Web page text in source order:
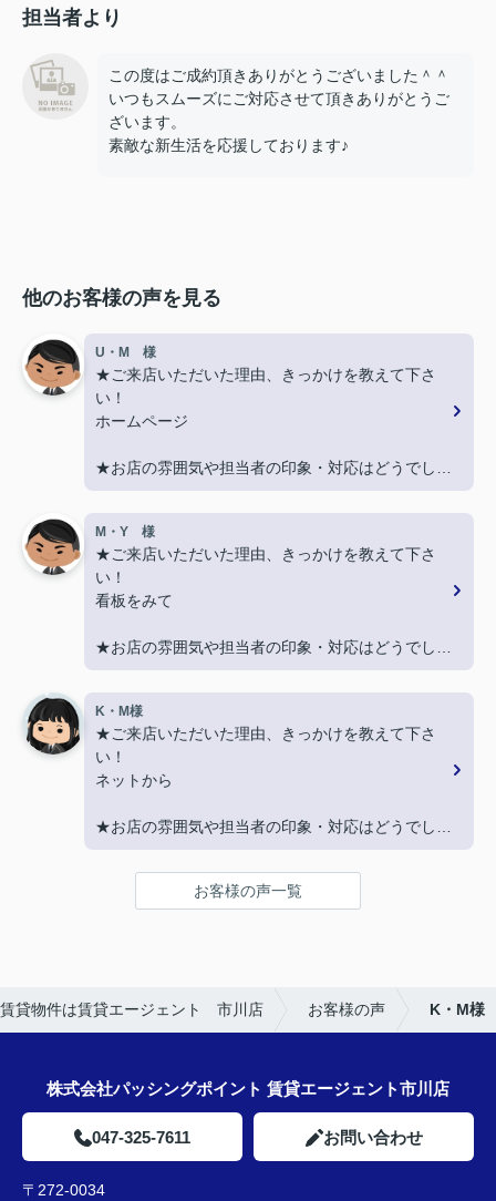
担当者より
この度はご成約頂きありがとうございました＾＾
いつもスムーズにご対応させて頂きありがとうご
ざいます。
素敵な新生活を応援しております♪
他のお客様の声を見る
U・M 様
★ご来店いただいた理由、きっかけを教えて下さ
い！
ホームページ
★お店の雰囲気や担当者の印象・対応はどうでした
か？
丁寧に、迅速にご対応頂き大変助かりました。
★担当者、または当店に一言お願い致します！
また引越しする機会があればよろしくお願いしま
す。
M・Y 様
★ご来店いただいた理由、きっかけを教えて下さ
い！
看板をみて
★お店の雰囲気や担当者の印象・対応はどうでした
か？
親切に対応いただき良かったです！
★担当者、または当店に一言お願い致します！
契約まで色々とご対応いただきありがとうございま
した！
K・M様
★ご来店いただいた理由、きっかけを教えて下さ
い！
ネットから
★お店の雰囲気や担当者の印象・対応はどうでした
か？
LINEでのコミュニケーションでやりやすい！
お客様の声一覧
貸物件は賃貸エージェント 市川店 お客様の声 K・M様
株式会社パッシングポイント 賃貸エージェント市川店
047-325-7611 お問い合わせ
〒272-0034